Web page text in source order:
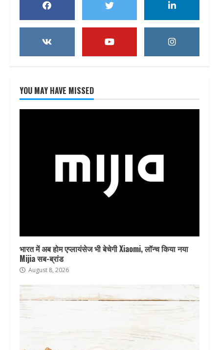
YOU MAY HAVE MISSED
भारत में अब होम एप्लायंसेज भी बेचेगी Xiaomi, लॉन्च किया नया
Mijia सब-ब्रांड
August 8, 2026